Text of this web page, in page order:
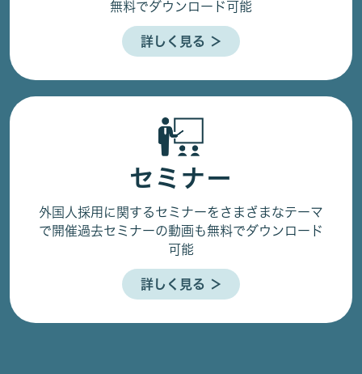
無料でダウンロード可能
詳しく見る ＞
セミナー
外国人採用に関するセミナーをさまざまなテーマ
で開催過去セミナーの動画も無料でダウンロード
可能
詳しく見る ＞